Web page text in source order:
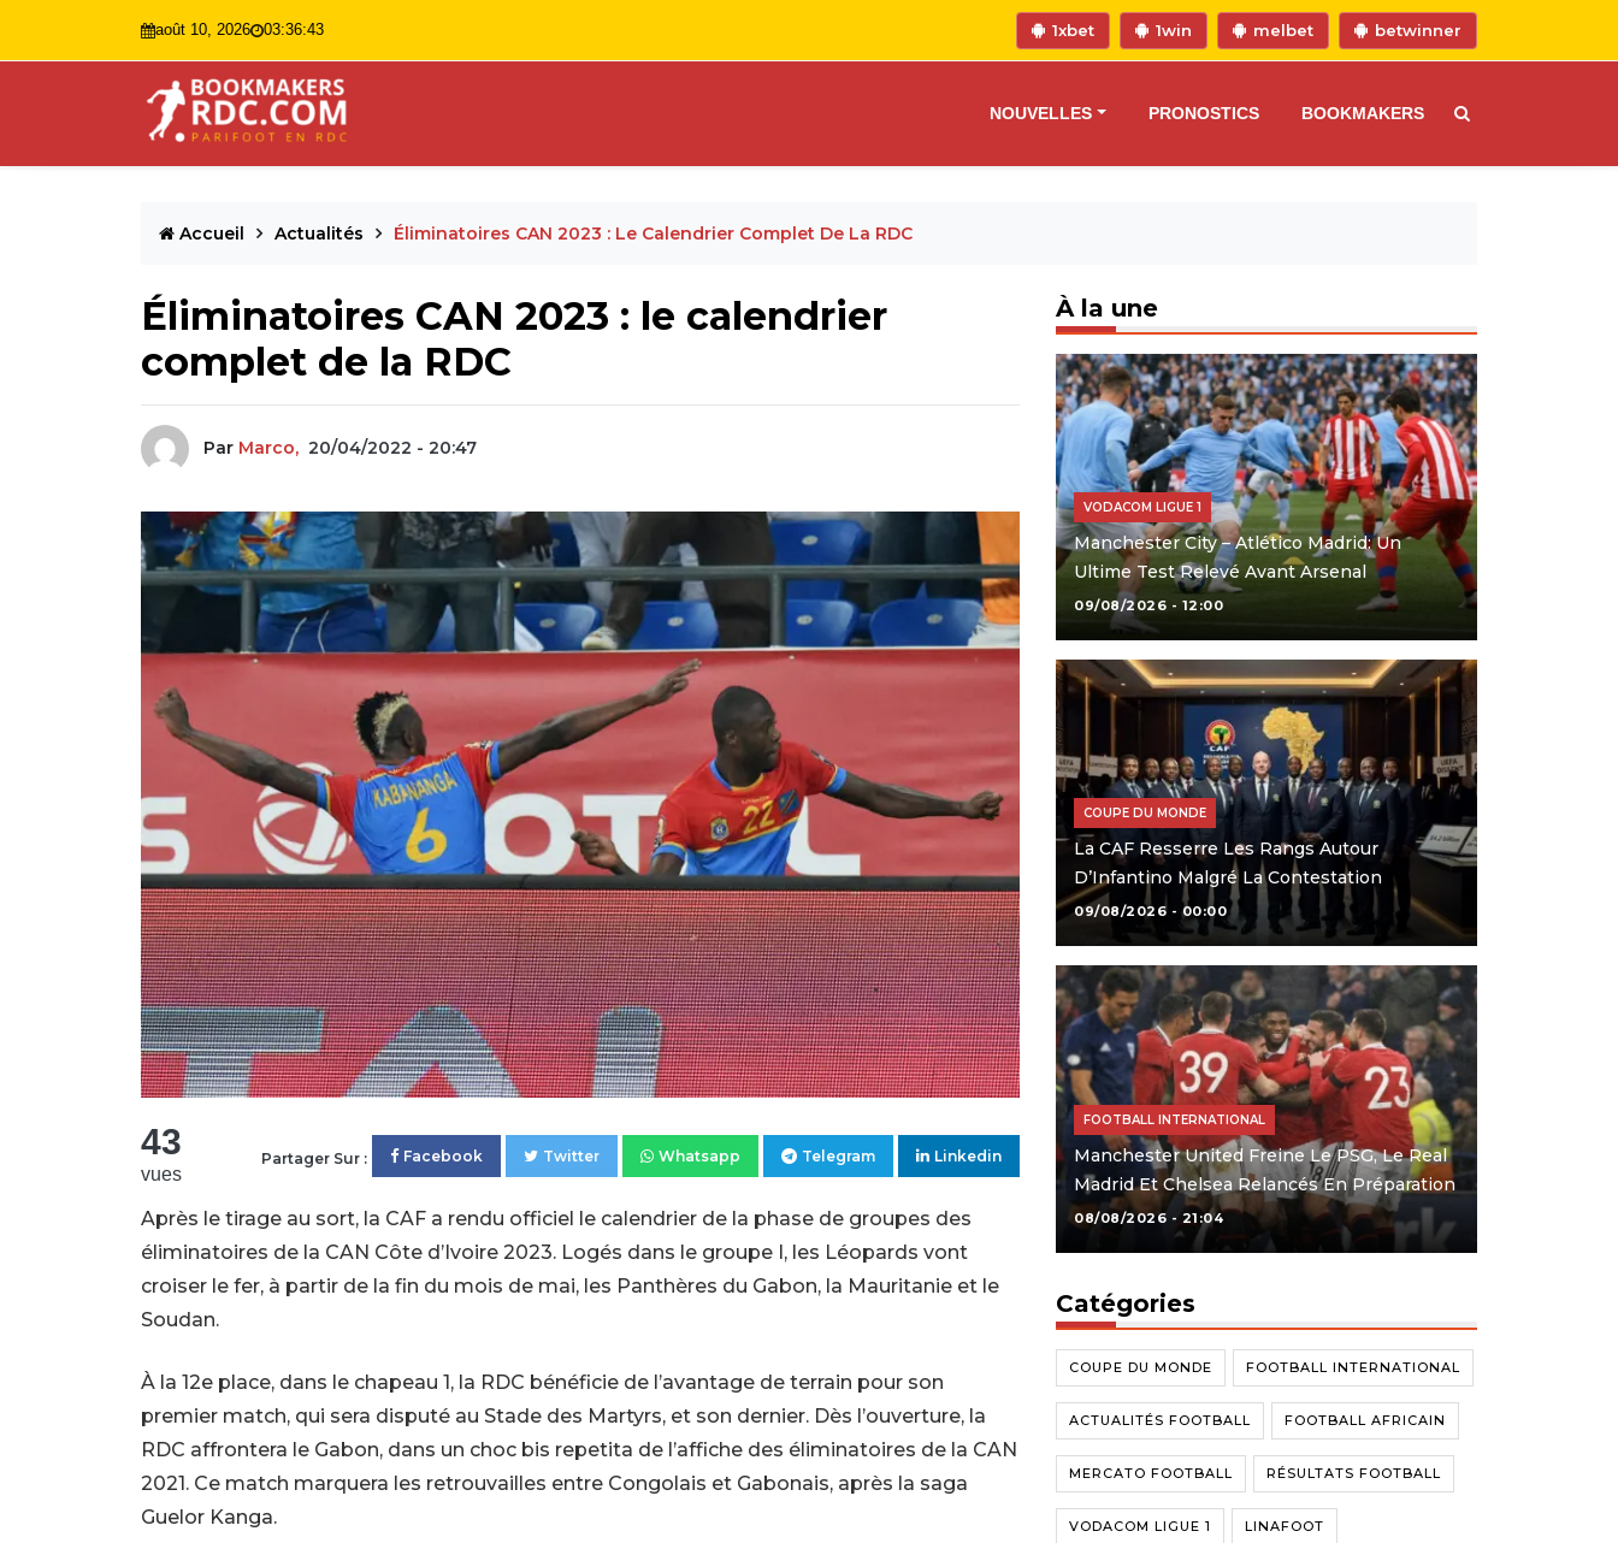
août 10, 2026 03:36:44 1xbet 1win melbet betwinner
NOUVELLES PRONOSTICS BOOKMAKERS
Accueil Actualités Éliminatoires CAN 2023 : Le Calendrier Complet De La RDC
Éliminatoires CAN 2023 : le calendrier
complet de la RDC
Par Marco, 20/04/2022 - 20:47
43
vues
Partager Sur : Facebook Twitter Whatsapp Telegram Linkedin
Après le tirage au sort, la CAF a rendu officiel le calendrier de la phase de groupes des
éliminatoires de la CAN Côte d’Ivoire 2023. Logés dans le groupe I, les Léopards vont
croiser le fer, à partir de la fin du mois de mai, les Panthères du Gabon, la Mauritanie et le
Soudan.
À la 12e place, dans le chapeau 1, la RDC bénéficie de l’avantage de terrain pour son
premier match, qui sera disputé au Stade des Martyrs, et son dernier. Dès l’ouverture, la
RDC affrontera le Gabon, dans un choc bis repetita de l’affiche des éliminatoires de la CAN
2021. Ce match marquera les retrouvailles entre Congolais et Gabonais, après la saga
Guelor Kanga.
À la une
VODACOM LIGUE 1
Manchester City – Atlético Madrid: Un
Ultime Test Relevé Avant Arsenal
09/08/2026 - 12:00
COUPE DU MONDE
La CAF Resserre Les Rangs Autour
D’Infantino Malgré La Contestation
09/08/2026 - 00:00
FOOTBALL INTERNATIONAL
Manchester United Freine Le PSG, Le Real
Madrid Et Chelsea Relancés En Préparation
08/08/2026 - 21:04
Catégories
COUPE DU MONDE FOOTBALL INTERNATIONAL
ACTUALITÉS FOOTBALL FOOTBALL AFRICAIN
MERCATO FOOTBALL RÉSULTATS FOOTBALL
VODACOM LIGUE 1 LINAFOOT